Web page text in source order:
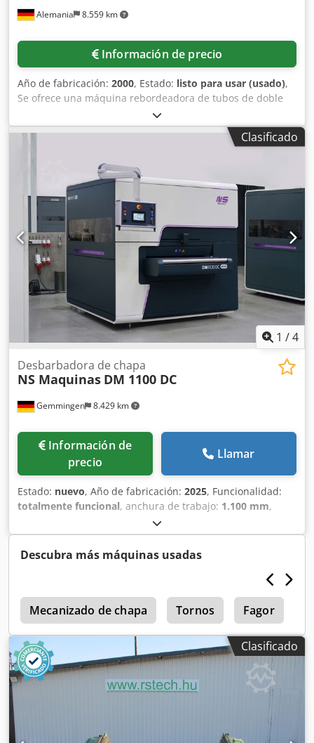
Alemania 8.559 km
Información de precio
Año de fabricación: 2000, Estado: listo para usar (usado),
Se ofrece una máquina rebordeadora de tubos de doble
estación. Diámetro del tubo: 8 mm. Estaciones de trabajo:
2. Incluye herramientas de rebordeado y armario de
control. Es posible realizar una visita in situ. DcodpfxClasificado
1 /4
Gemmingen 8.429 km
Desbarbadora de chapa
NS Maquinas DM 1100 DC
Información de
precio
Llamar
Estado: nuevo, Año de fabricación: 2025, Funcionalidad:
totalmente funcional, anchura de trabajo: 1.100 mm,
, DM1100 DC EVO Eliminación
de escoria sólida Redondeo de cantos hasta 1100 mm de
anchura. La DM1100 DC EVO desbarba y redondea
contornos interiores y exteriores de piezas de acero
gruesas, cortadas principalmente con plasma u oxicorte.
La DM1100 DC está equipada con un gran rodillo de
desbarbado para eliminar rebabas pesadas y dos cintas
transversales contrarrotantes. Éstas garantizan el
redondeo de los bordes con cantos uniformes y suaves.
Esta máquina impresiona con un rodillo de lijado
desplazable verticalmente para nivelar tolerancias y un
amplio rango magnético para garantizar que incluso las
piezas pequeñas puedan procesarse con seguridad.
Descubra más máquinas usadas
Mecanizado de chapa Tornos Fagor
Clasificado